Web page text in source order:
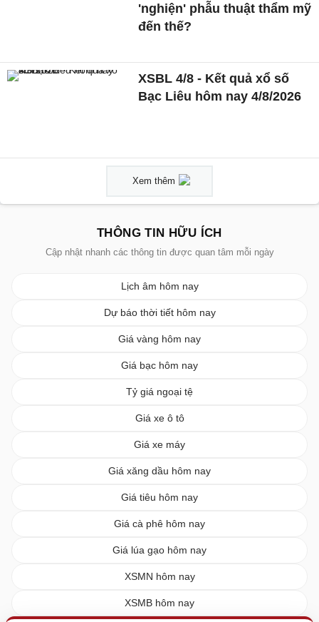
'nghiện' phẫu thuật thẩm mỹ
đến thế?
XSBL 4/8 - Kết quả xổ số
Bạc Liêu hôm nay 4/8/2026
Xem thêm
THÔNG TIN HỮU ÍCH
Cập nhật nhanh các thông tin được quan tâm mỗi ngày
Lịch âm hôm nay
Dự báo thời tiết hôm nay
Giá vàng hôm nay
Giá bạc hôm nay
Tỷ giá ngoại tệ
Giá xe ô tô
Giá xe máy
Giá xăng dầu hôm nay
Giá tiêu hôm nay
Giá cà phê hôm nay
Giá lúa gạo hôm nay
XSMN hôm nay
XSMB hôm nay